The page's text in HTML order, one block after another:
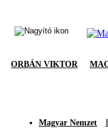
ORBÁN VIKTOR
Magyar Nemzet